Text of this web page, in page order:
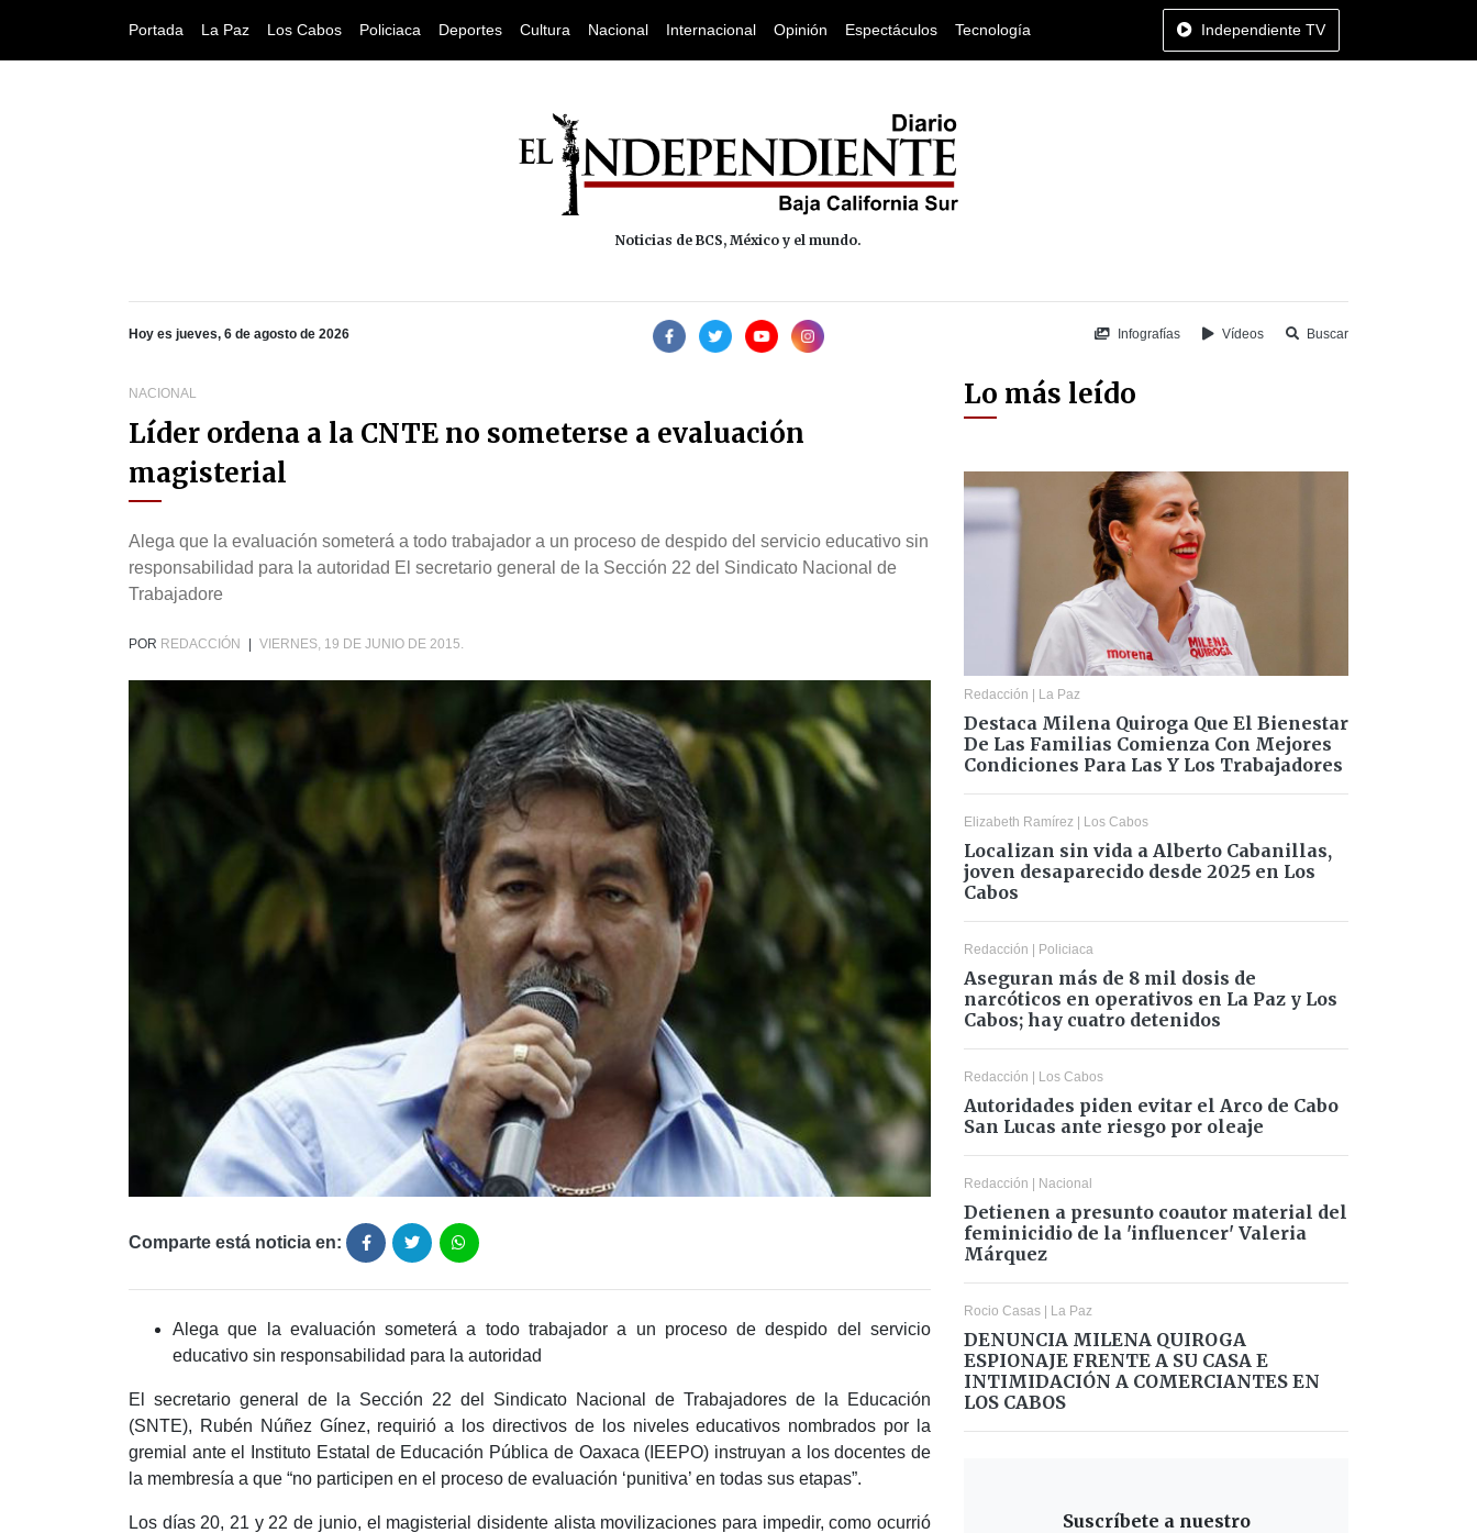
Portada La Paz Los Cabos Policiaca Deportes Cultura Nacional Internacional Opinión Espectáculos Tecnología Independiente TV
Noticias de BCS, México y el mundo.
Hoy es jueves, 6 de agosto de 2026 Infografías Vídeos Buscar
NACIONAL
Líder ordena a la CNTE no someterse a evaluación
magisterial
Alega que la evaluación someterá a todo trabajador a un proceso de despido del servicio educativo sin
responsabilidad para la autoridad El secretario general de la Sección 22 del Sindicato Nacional de
Trabajadore
POR REDACCIÓN VIERNES, 19 DE JUNIO DE 2015.
Comparte está noticia en:
Alega que la evaluación someterá a todo trabajador a un proceso de despido del servicio
educativo sin responsabilidad para la autoridad
El secretario general de la Sección 22 del Sindicato Nacional de Trabajadores de la Educación
(SNTE), Rubén Núñez Gínez, requirió a los directivos de los niveles educativos nombrados por la
gremial ante el Instituto Estatal de Educación Pública de Oaxaca (IEEPO) instruyan a los docentes de
la membresía a que “no participen en el proceso de evaluación ‘punitiva’ en todas sus etapas”.
Los días 20, 21 y 22 de junio, el magisterial disidente alista movilizaciones para impedir, como ocurrió
Lo más leído
Redacción | La Paz
Destaca Milena Quiroga Que El Bienestar
De Las Familias Comienza Con Mejores
Condiciones Para Las Y Los Trabajadores
Elizabeth Ramírez | Los Cabos
Localizan sin vida a Alberto Cabanillas,
joven desaparecido desde 2025 en Los
Cabos
Redacción | Policiaca
Aseguran más de 8 mil dosis de
narcóticos en operativos en La Paz y Los
Cabos; hay cuatro detenidos
Redacción | Los Cabos
Autoridades piden evitar el Arco de Cabo
San Lucas ante riesgo por oleaje
Redacción | Nacional
Detienen a presunto coautor material del
feminicidio de la 'influencer' Valeria
Márquez
Rocio Casas | La Paz
DENUNCIA MILENA QUIROGA
ESPIONAJE FRENTE A SU CASA E
INTIMIDACIÓN A COMERCIANTES EN
LOS CABOS
Suscríbete a nuestro